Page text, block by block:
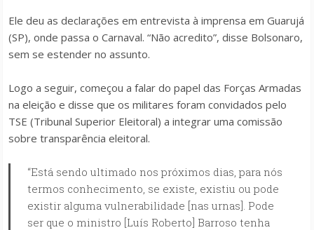
Ele deu as declarações em entrevista à imprensa em Guarujá
(SP), onde passa o Carnaval. “Não acredito”, disse Bolsonaro,
sem se estender no assunto.
Logo a seguir, começou a falar do papel das Forças Armadas
na eleição e disse que os militares foram convidados pelo
TSE (Tribunal Superior Eleitoral) a integrar uma comissão
sobre transparência eleitoral.
“Está sendo ultimado nos próximos dias, para nós
termos conhecimento, se existe, existiu ou pode
existir alguma vulnerabilidade [nas urnas]. Pode
ser que o ministro [Luís Roberto] Barroso tenha